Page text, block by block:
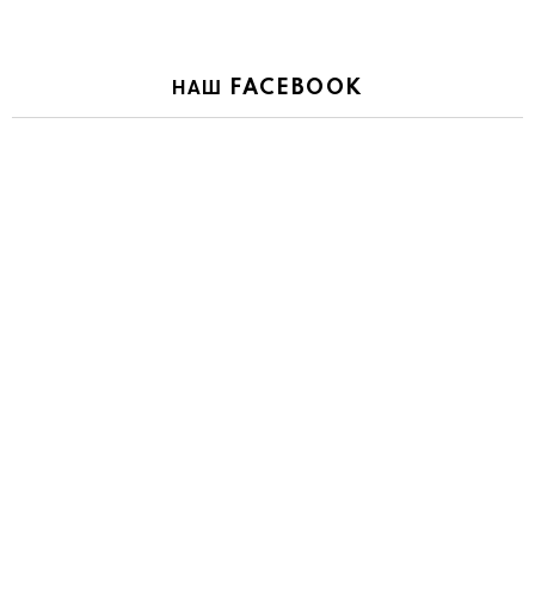
НАШ FACEBOOK